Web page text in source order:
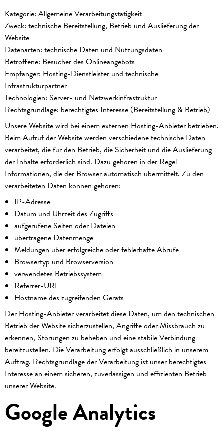
Kategorie: Allgemeine Verarbeitungstätigkeit
Zweck: technische Bereitstellung, Betrieb und Auslieferung der
Website
Datenarten: technische Daten und Nutzungsdaten
Betroffene: Besucher des Onlineangebots
Empfänger: Hosting-Dienstleister und technische
Infrastrukturpartner
Technologien: Server- und Netzwerkinfrastruktur
Rechtsgrundlage: berechtigtes Interesse (Bereitstellung & Betrieb)
Unsere Website wird bei einem externen Hosting-Anbieter betrieben.
Beim Aufruf der Website werden verschiedene technische Daten
verarbeitet, die für den Betrieb, die Sicherheit und die Auslieferung
der Inhalte erforderlich sind. Dazu gehören in der Regel
Informationen, die der Browser automatisch übermittelt. Zu den
verarbeiteten Daten können gehören:
IP-Adresse
Datum und Uhrzeit des Zugriffs
aufgerufene Seiten oder Dateien
übertragene Datenmenge
Meldungen über erfolgreiche oder fehlerhafte Abrufe
Browsertyp und Browserversion
verwendetes Betriebssystem
Referrer-URL
Hostname des zugreifenden Geräts
Der Hosting-Anbieter verarbeitet diese Daten, um den technischen
Betrieb der Website sicherzustellen, Angriffe oder Missbrauch zu
erkennen, Störungen zu beheben und eine stabile Verbindung
bereitzustellen. Die Verarbeitung erfolgt ausschließlich in unserem
Auftrag. Rechtsgrundlage der Verarbeitung ist unser berechtigtes
Interesse an einem sicheren, zuverlässigen und effizienten Betrieb
unserer Website.
Google Analytics